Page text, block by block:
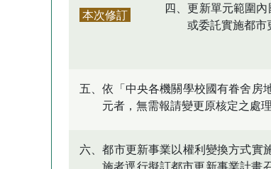
本次修訂
四、更新單元範圍
或委託實施都市
五、依「中央各機關學校國有眷舍房
元者，無需報請變更原核定之處
六、都市更新事業以權利變換方式實